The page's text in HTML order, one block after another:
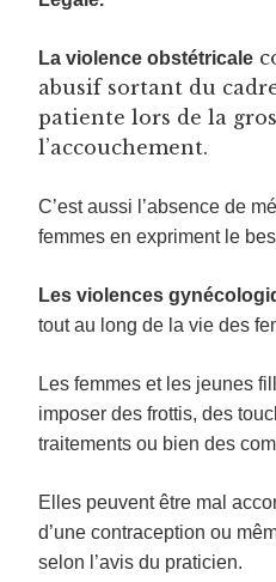
La violence obstétricale
abusif sortant du
patiente lors de la
l’accouchement.
C’est aussi l’absence de
femmes en expriment le
Les violences
tout au long de la vie des
Les femmes et les jeunes
imposer des frottis, des
traitements ou bien des
Elles peuvent être mal
d’une contraception ou
selon l’avis du praticien.